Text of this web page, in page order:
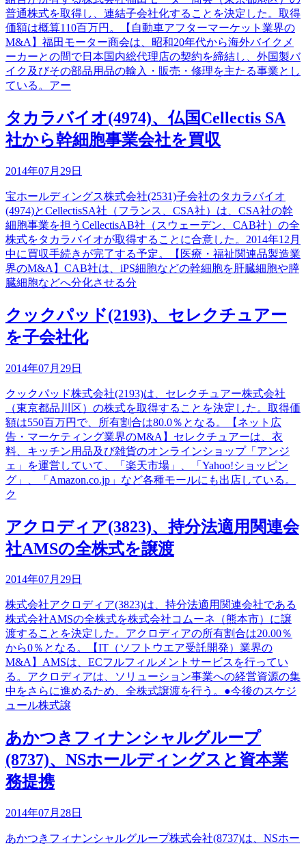
普通株式を取得し、連結子会社化することを決定した。取得
価額は概算110百万円。【自動車アフターマーケット業界の
M&A】福田モーター商会は、昭和20年代から海外バイクメ
ーカーとの間で日本国内総代理店の契約を締結し、外国製バ
イク及びその部品用品の輸入・販売・修理を主たる事業とし
ている。アー
タカラバイオ(4974)、仏国Cellectis SA
社から幹細胞事業会社を買収
2014年07月29日
宝ホールディングス株式会社(2531)子会社のタカラバイオ
(4974)とCellectisSA社（フランス、CSA社）は、CSA社の幹
細胞事業を担うCellectisAB社（スウェーデン、CAB社）の全
株式をタカラバイオが取得することに合意した。2014年12月
中に買収手続きが完了する予定。【医療・福祉関連品製造業
界のM&A】CAB社は、iPS細胞などの幹細胞を肝臓細胞や膵
臓細胞などへ分化させる分
クックパッド(2193)、セレクチュアー
を子会社化
2014年07月29日
クックパッド株式会社(2193)は、セレクチュアー株式会社
（東京都品川区）の株式を取得することを決定した。取得価
額は550百万円で、所有割合は80.0％となる。【ネット広
告・マーケティング業界のM&A】セレクチュアーは、衣
料、キッチン用品及び雑貨のオンラインショップ「アンジ
ェ」を運営していて、「楽天市場」、「Yahoo!ショッピン
グ」、「Amazon.co.jp」など各種モールにも出店している。
ク
アクロディア(3823)、持分法適用関連会
社AMSの全株式を譲渡
2014年07月29日
株式会社アクロディア(3823)は、持分法適用関連会社である
株式会社AMSの全株式を株式会社コムーネ（熊本市）に譲
渡することを決定した。アクロディアの所有割合は20.00％
から0％となる。【IT（ソフトウエア受託開発）業界の
M&A】AMSは、ECフルフィルメントサービスを行ってい
る。アクロディアは、ソリューション事業への経営資源の集
中をさらに進めるため、全株式譲渡を行う。●今後のスケジ
ュール株式譲
あかつきフィナンシャルグループ
(8737)、NSホールディングスと資本業
務提携
2014年07月28日
あかつきフィナンシャルグループ株式会社(8737)は、NSホー